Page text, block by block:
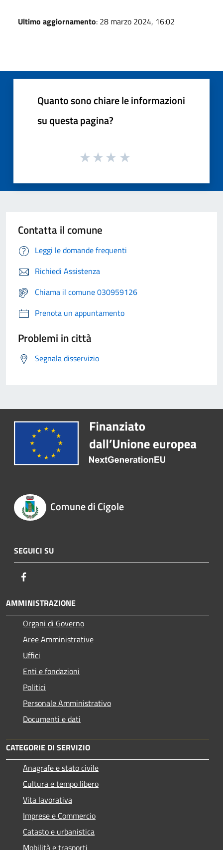
Ultimo aggiornamento: 28 marzo 2024, 16:02
Quanto sono chiare le informazioni
su questa pagina?
Contatta il comune
Leggi le domande frequenti
Richiedi Assistenza
Chiama il comune 030959126
Prenota un appuntamento
Problemi in città
Segnala disservizio
Comune di Cigole
SEGUICI SU
AMMINISTRAZIONE
Organi di Governo
Aree Amministrative
Uffici
Enti e fondazioni
Politici
Personale Amministrativo
Documenti e dati
CATEGORIE DI SERVIZIO
Anagrafe e stato civile
Cultura e tempo libero
Vita lavorativa
Imprese e Commercio
Catasto e urbanistica
Mobilità e trasporti